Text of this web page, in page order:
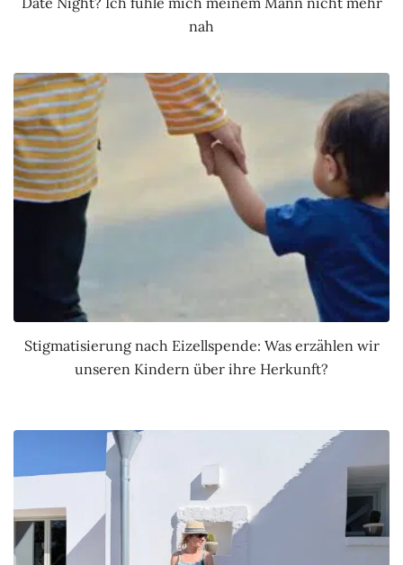
nah
Stigmatisierung nach Eizellspende: Was erzählen wir
unseren Kindern über ihre Herkunft?